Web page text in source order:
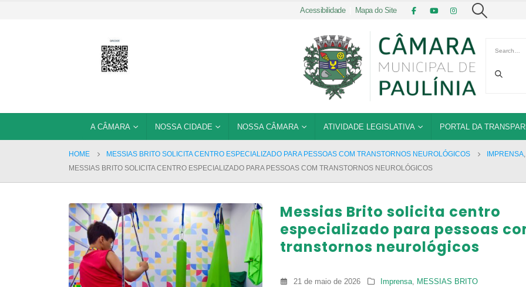
Acessibilidade| Mapa do Site
A CÂMARA NOSSA CIDADE NOSSA CÂMARA ATIVIDADE LEGISLATIVA PORTAL DA
HOME MESSIAS BRITO SOLICITA CENTRO ESPECIALIZADO PARA PESSOAS COM TRANSTORNOS NEUROLÓGICOS IMPRENSA,
MESSIAS BRITO SOLICITA CENTRO ESPECIALIZADO PARA PESSOAS COM TRANSTORNOS NEUROLÓGICOS
Messias Brito solicita centro
especializado para pessoas
transtornos neurológicos
21 de maio de 2026 Imprensa, MESSIAS BRITO